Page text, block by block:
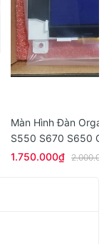
Màn Hình Đàn
S550 S670 S650
1.750.000₫